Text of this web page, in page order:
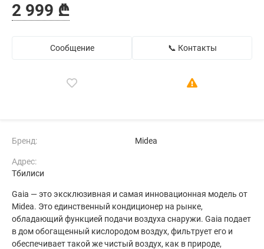
2 999 ₾
Сообщение 📞 Контакты
Бренд: Midea
Адрес:
Тбилиси
Gaia — это эксклюзивная и самая инновационная модель от
Midea. Это единственный кондиционер на рынке,
обладающий функцией подачи воздуха снаружи. Gaia подает
в дом обогащенный кислородом воздух, фильтрует его и
обеспечивает такой же чистый воздух, как в природе,